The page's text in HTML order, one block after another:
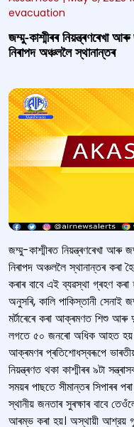
evacuation
জম্মু-কাশ্মীৰৰ নিয়ন্ত্ৰণৰেখা আৰু
নিৰাপদ অঞ্চললৈ স্থানান্তৰ
জম্মু-কাশ্মীৰত নিয়ন্ত্ৰণৰেখা আৰু
নিৰাপদ অঞ্চললৈ স্থানান্তৰ কৰা
কৰাৰ বাবে এই ব্যৱস্থা গ্ৰহণ
অনুসৰি, কালি পাকিস্তানী
মৰ্টাৰেৰে কৰা আক্ৰমণত শিশু আৰু
লগতে ৫০ জনৰো অধিক আহত হয়।
আক্ৰমণৰ প্ৰতিশোধস্বৰূপে
নিয়ন্ত্ৰণত থকা কাশ্মীৰৰ ৯টা
সময়ৰ পাছতে সীমান্তৰ সিপাৰৰ
স্থানীয় জনতাৰ সুৰক্ষাৰ বাবে
আৰম্ভ কৰা হয়। অস্থায়ী আশ্রয়